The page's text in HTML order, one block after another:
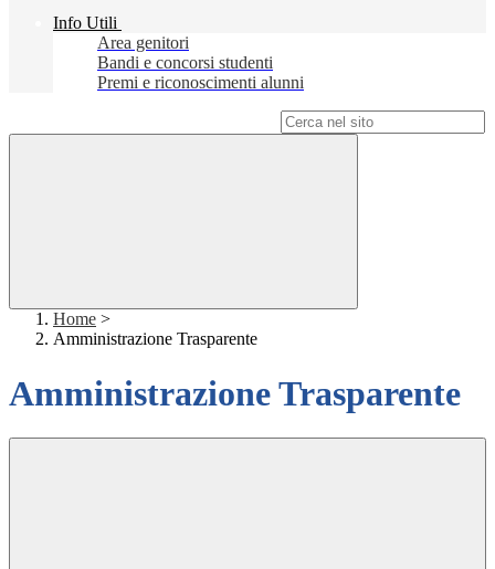
Info Utili
Area genitori
Bandi e concorsi studenti
Premi e riconoscimenti alunni
Home >
Amministrazione Trasparente
Amministrazione Trasparente